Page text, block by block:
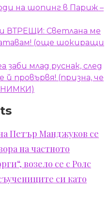
на шопинг в Париж –
ВТРЕЩИ: Светлана ме
(още шокиращи
заби млад руснак, след
й провървя! (призна, че
Петър Манджуков се
на частното
возело се с Ролс
си като